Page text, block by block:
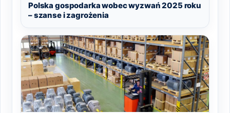
Polska gospodarka wobec wyzwań 2025 roku
– szanse i zagrożenia